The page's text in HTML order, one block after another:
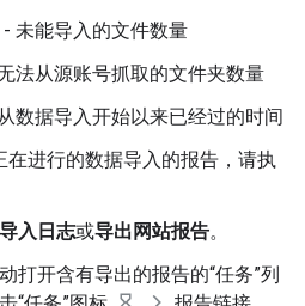
- 未能导入的文件数量
法从源账号抓取的文件夹数量
数据导入开始以来已经过的时间
在进行的数据导入的报告，请执
入日志或导出网站报告。
打开含有导出的报告的“任务”列